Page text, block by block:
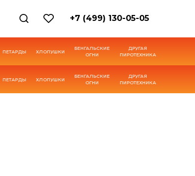
+7 (499) 130-05-05
ХЛОПУШКИ
ПЕТАРДЫ
БЕНГАЛЬСКИЕ
ОГНИ
ДРУГАЯ
ПИРОТЕХНИКА
ХЛОПУШКИ
ПЕТАРДЫ
БЕНГАЛЬСКИЕ
ОГНИ
ДРУГАЯ
ПИРОТЕХНИКА